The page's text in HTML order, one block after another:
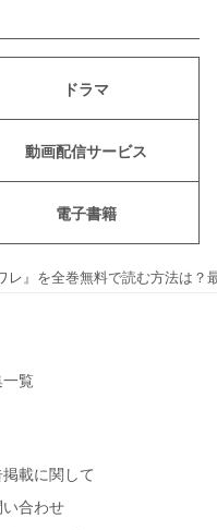
ドラマ
動画配信サービス
電子書籍
レ』を全巻無料で読む方法は？
覧
載に関して
合わせ